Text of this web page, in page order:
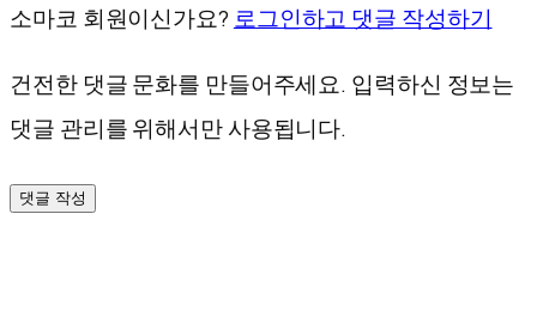
소마코 회원이신가요? 로그인하고 댓글 작성하기
건전한 댓글 문화를 만들어주세요. 입력하신 정보는
댓글 관리를 위해서만 사용됩니다.
댓글 작성